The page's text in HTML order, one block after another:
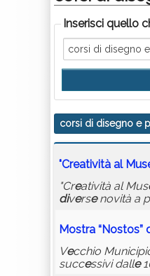
Inserisci quello
corsi di disegno e
"Creatività al Mus
"Creatività al Mus
diversenovità a
Mostra “Nostos”
Vecchio
successivi dalle